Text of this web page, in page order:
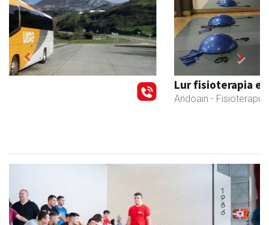
Lur fisioterapia eta pilates zentroa
Previous Next